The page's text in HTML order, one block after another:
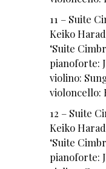
11 – Suite
Keiko
‘Suite
pianoforte:
violino:
violoncello:
12 – Suite
Keiko
‘Suite
pianoforte: